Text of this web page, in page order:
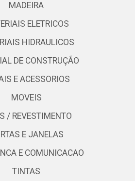
MADEIRA
ELETRICOS
HIDRAULICOS
DE CONSTRUÇÃO
E ACESSORIOS
MOVEIS
/ REVESTIMENTO
E JANELAS
E COMUNICACAO
TINTAS